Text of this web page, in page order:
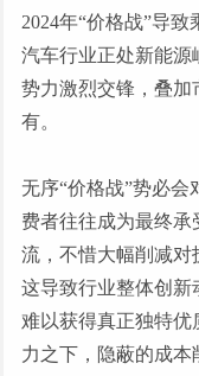
2024年“价格战”导致
汽车行业正处新能源
势力激烈交锋，叠加
有。
无序“价格战”势必会
费者往往成为最终
流，不惜大幅削减对
这导致行业整体创新
难以获得真正独特优
力之下，隐蔽的成